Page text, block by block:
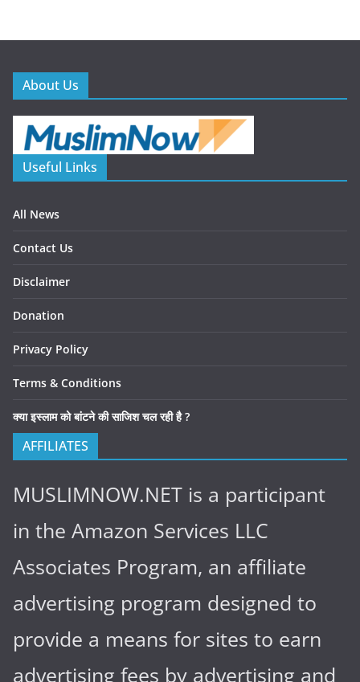
About Us
Useful Links
All News
Contact Us
Disclaimer
Donation
Privacy Policy
Terms & Conditions
क्या इस्लाम को बांटने की साजिश चल रही है ?
AFFILIATES
MUSLIMNOW.NET is a participant
in the Amazon Services LLC
Associates Program, an affiliate
advertising program designed to
provide a means for sites to earn
advertising fees by advertising and